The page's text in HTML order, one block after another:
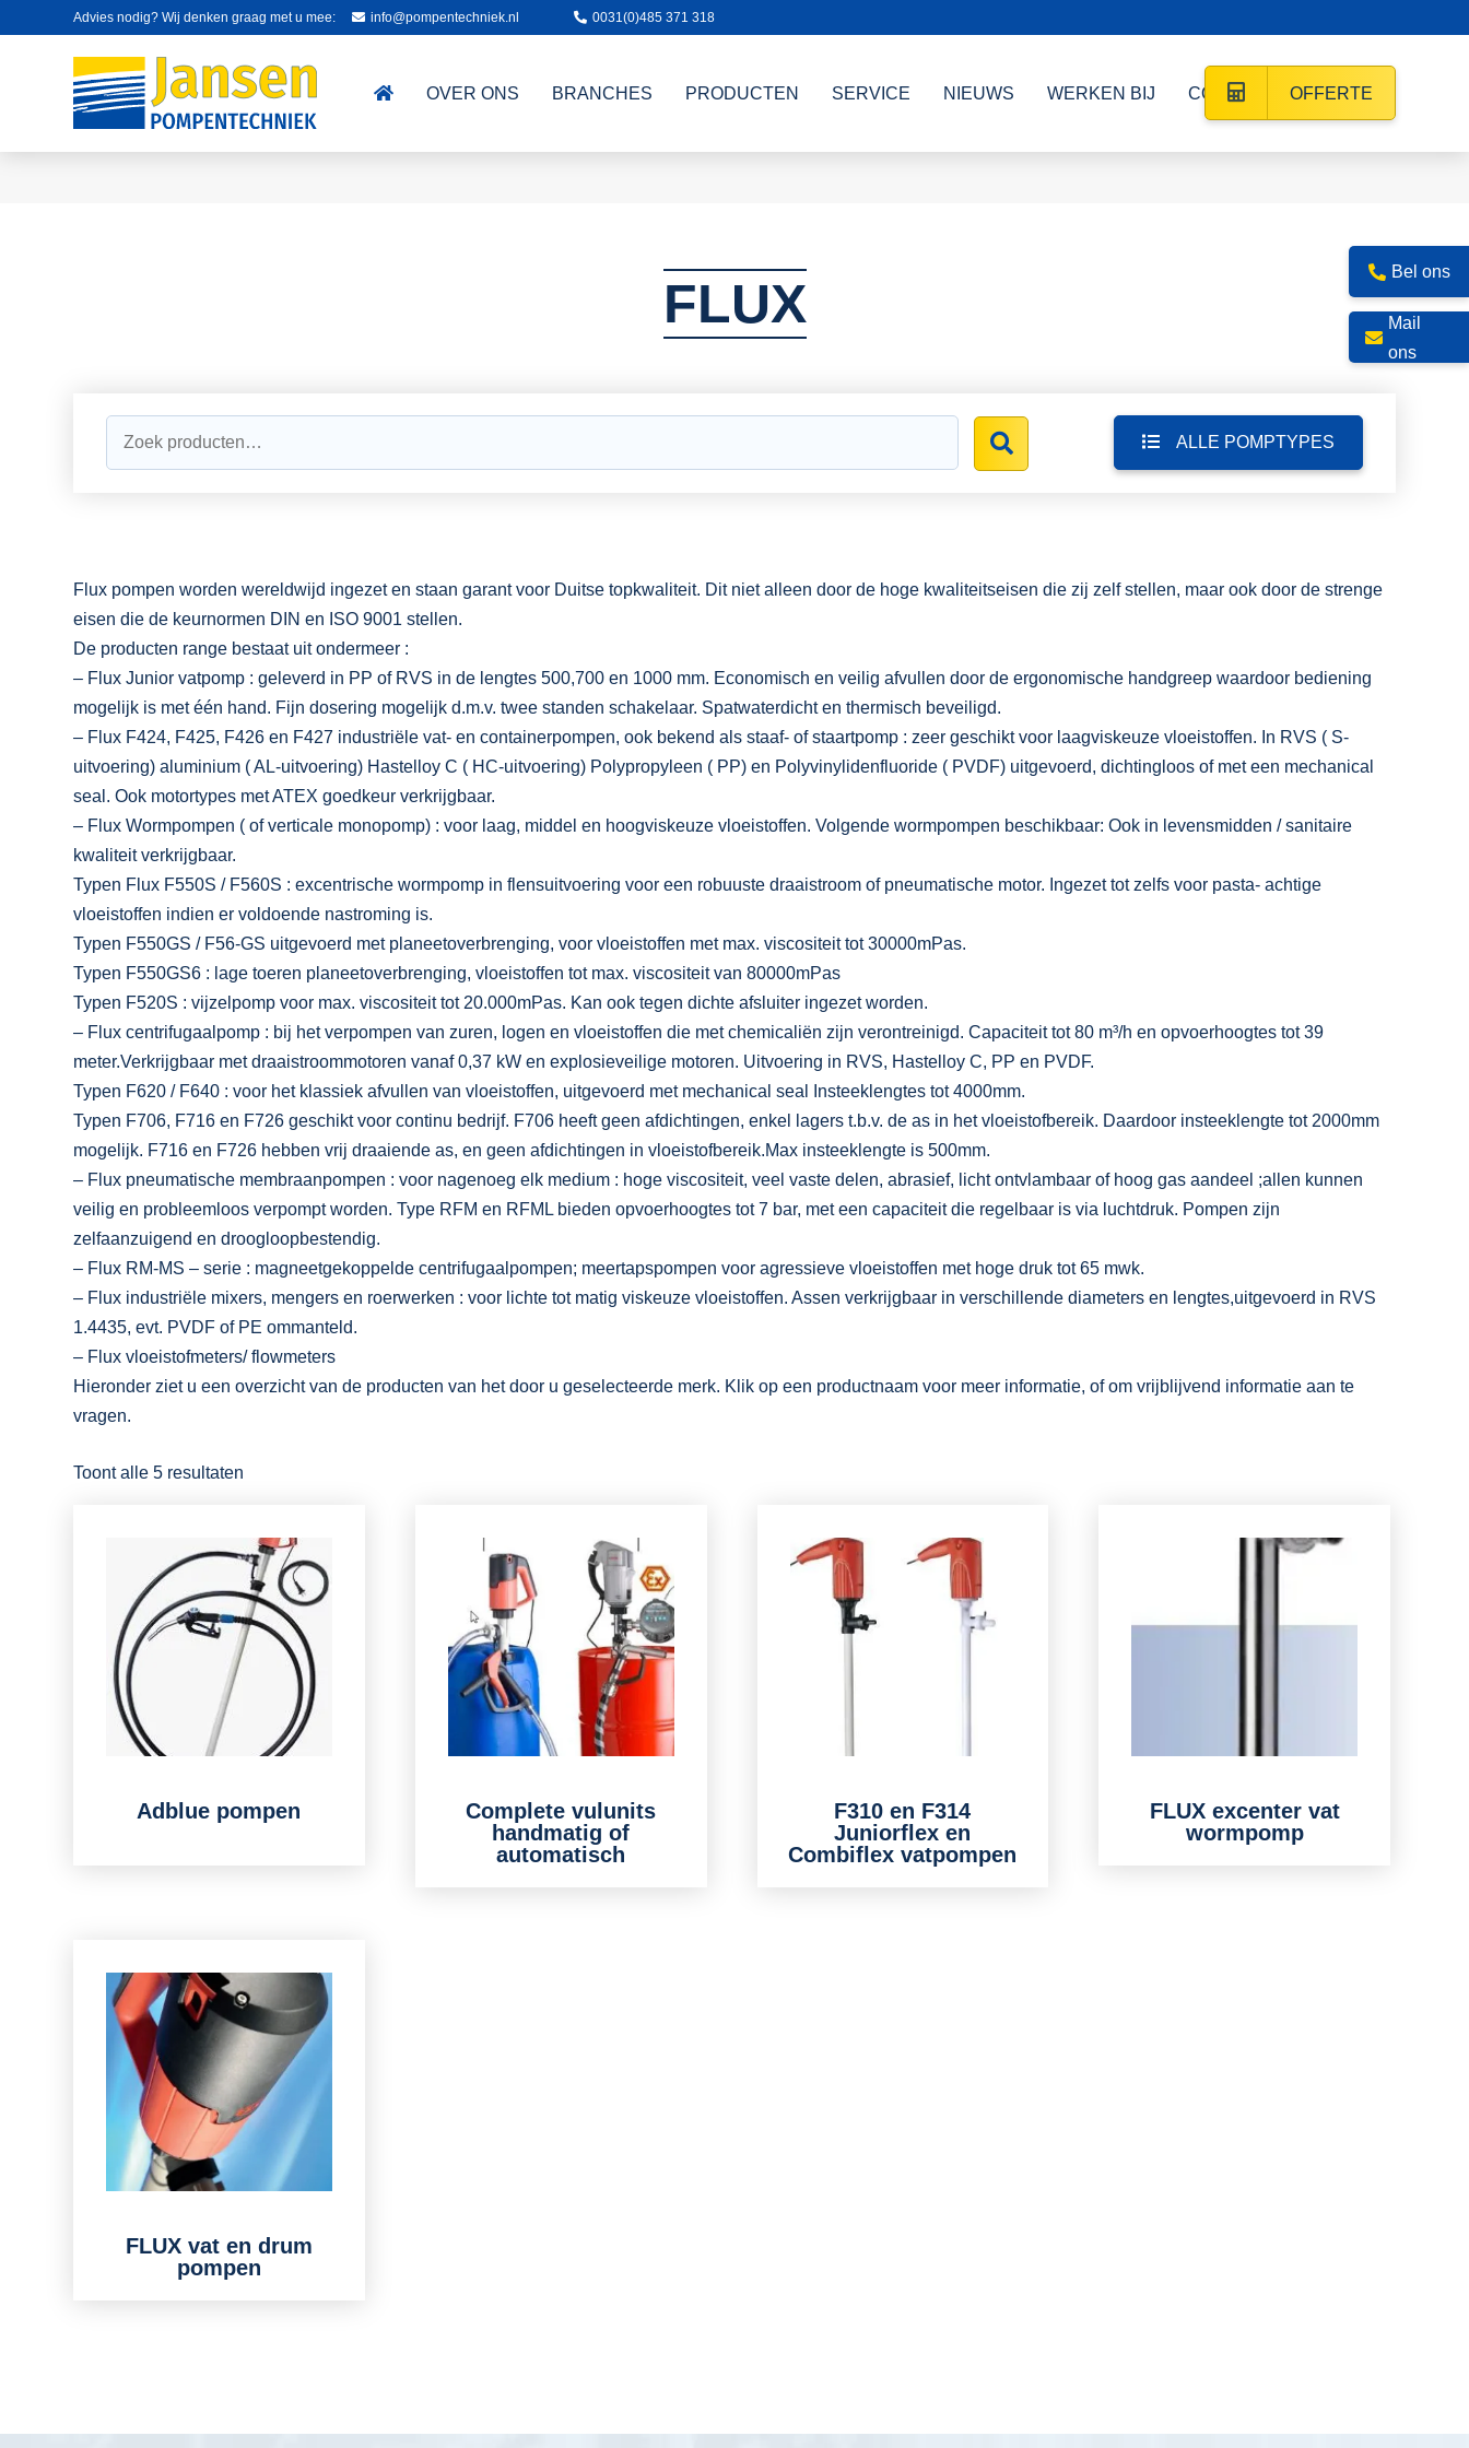
Advies nodig? Wij denken graag met u mee: info@pompentechniek.nl 0031(0)485 371 318
OVER ONS BRANCHES PRODUCTEN SERVICE NIEUWS WERKEN BIJ CONTACT OFFERTE
FLUX
ALLE POMPTYPES
Flux pompen worden wereldwijd ingezet en staan garant voor Duitse topkwaliteit. Dit niet alleen door de hoge kwaliteitseisen die zij zelf stellen, maar ook door de strenge
eisen die de keurnormen DIN en ISO 9001 stellen.
De producten range bestaat uit ondermeer :
– Flux Junior vatpomp : geleverd in PP of RVS in de lengtes 500,700 en 1000 mm. Economisch en veilig afvullen door de ergonomische handgreep waardoor bediening
mogelijk is met één hand. Fijn dosering mogelijk d.m.v. twee standen schakelaar. Spatwaterdicht en thermisch beveiligd.
– Flux F424, F425, F426 en F427 industriële vat- en containerpompen, ook bekend als staaf- of staartpomp : zeer geschikt voor laagviskeuze vloeistoffen. In RVS ( S-
uitvoering) aluminium ( AL-uitvoering) Hastelloy C ( HC-uitvoering) Polypropyleen ( PP) en Polyvinylidenfluoride ( PVDF) uitgevoerd, dichtingloos of met een mechanical
seal. Ook motortypes met ATEX goedkeur verkrijgbaar.
– Flux Wormpompen ( of verticale monopomp) : voor laag, middel en hoogviskeuze vloeistoffen. Volgende wormpompen beschikbaar: Ook in levensmidden / sanitaire
kwaliteit verkrijgbaar.
Typen Flux F550S / F560S : excentrische wormpomp in flensuitvoering voor een robuuste draaistroom of pneumatische motor. Ingezet tot zelfs voor pasta- achtige
vloeistoffen indien er voldoende nastroming is.
Typen F550GS / F56-GS uitgevoerd met planeetoverbrenging, voor vloeistoffen met max. viscositeit tot 30000mPas.
Typen F550GS6 : lage toeren planeetoverbrenging, vloeistoffen tot max. viscositeit van 80000mPas
Typen F520S : vijzelpomp voor max. viscositeit tot 20.000mPas. Kan ook tegen dichte afsluiter ingezet worden.
– Flux centrifugaalpomp : bij het verpompen van zuren, logen en vloeistoffen die met chemicaliën zijn verontreinigd. Capaciteit tot 80 m³/h en opvoerhoogtes tot 39
meter.Verkrijgbaar met draaistroommotoren vanaf 0,37 kW en explosieveilige motoren. Uitvoering in RVS, Hastelloy C, PP en PVDF.
Typen F620 / F640 : voor het klassiek afvullen van vloeistoffen, uitgevoerd met mechanical seal Insteeklengtes tot 4000mm.
Typen F706, F716 en F726 geschikt voor continu bedrijf. F706 heeft geen afdichtingen, enkel lagers t.b.v. de as in het vloeistofbereik. Daardoor insteeklengte tot 2000mm
mogelijk. F716 en F726 hebben vrij draaiende as, en geen afdichtingen in vloeistofbereik.Max insteeklengte is 500mm.
– Flux pneumatische membraanpompen : voor nagenoeg elk medium : hoge viscositeit, veel vaste delen, abrasief, licht ontvlambaar of hoog gas aandeel ;allen kunnen
veilig en probleemloos verpompt worden. Type RFM en RFML bieden opvoerhoogtes tot 7 bar, met een capaciteit die regelbaar is via luchtdruk. Pompen zijn
zelfaanzuigend en droogloopbestendig.
– Flux RM-MS – serie : magneetgekoppelde centrifugaalpompen; meertapspompen voor agressieve vloeistoffen met hoge druk tot 65 mwk.
– Flux industriële mixers, mengers en roerwerken : voor lichte tot matig viskeuze vloeistoffen. Assen verkrijgbaar in verschillende diameters en lengtes,uitgevoerd in RVS
1.4435, evt. PVDF of PE ommanteld.
– Flux vloeistofmeters/ flowmeters
Hieronder ziet u een overzicht van de producten van het door u geselecteerde merk. Klik op een productnaam voor meer informatie, of om vrijblijvend informatie aan te
vragen.
Toont alle 5 resultaten
Adblue pompen
Complete vulunits
handmatig of
automatisch
F310 en F314
Juniorflex en
Combiflex vatpompen
FLUX excenter vat
wormpomp
FLUX vat en drum
pompen
Bel ons
Mail
ons